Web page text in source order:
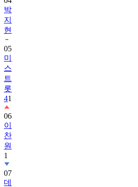
박
지
현
05
미
스
트
롯
41
06
이
찬
원
1
07
데